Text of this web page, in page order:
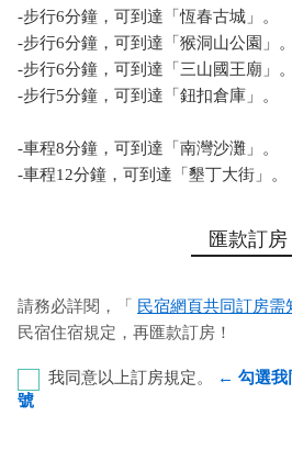
-步行6分鐘，可到達「恆春古城」。
-步行6分鐘，可到達「猴洞山公園」。
-步行6分鐘，可到達「三山國王廟」。
-步行5分鐘，可到達「鈕扣倉庫」。
-車程8分鐘，可到達「南灣沙灘」。
-車程12分鐘，可到達「墾丁大街」。
匯款訂房
請務必詳閱，「 民宿網頁共同訂房需
民宿住宿規定，再匯款訂房！
我同意以上訂房規定。
← 勾選我
號